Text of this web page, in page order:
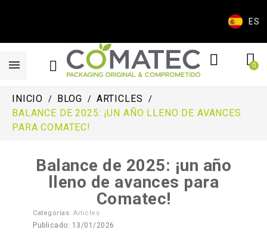
ES
INICIO BLOG
ARTICLES
BALANCE DE 2025: ¡UN AÑO LLENO DE AVANCES
PARA COMATEC!
Balance de 2025: ¡un año
lleno de avances para
Comatec!
Categorías: Articles
Publicado: 13/01/2026